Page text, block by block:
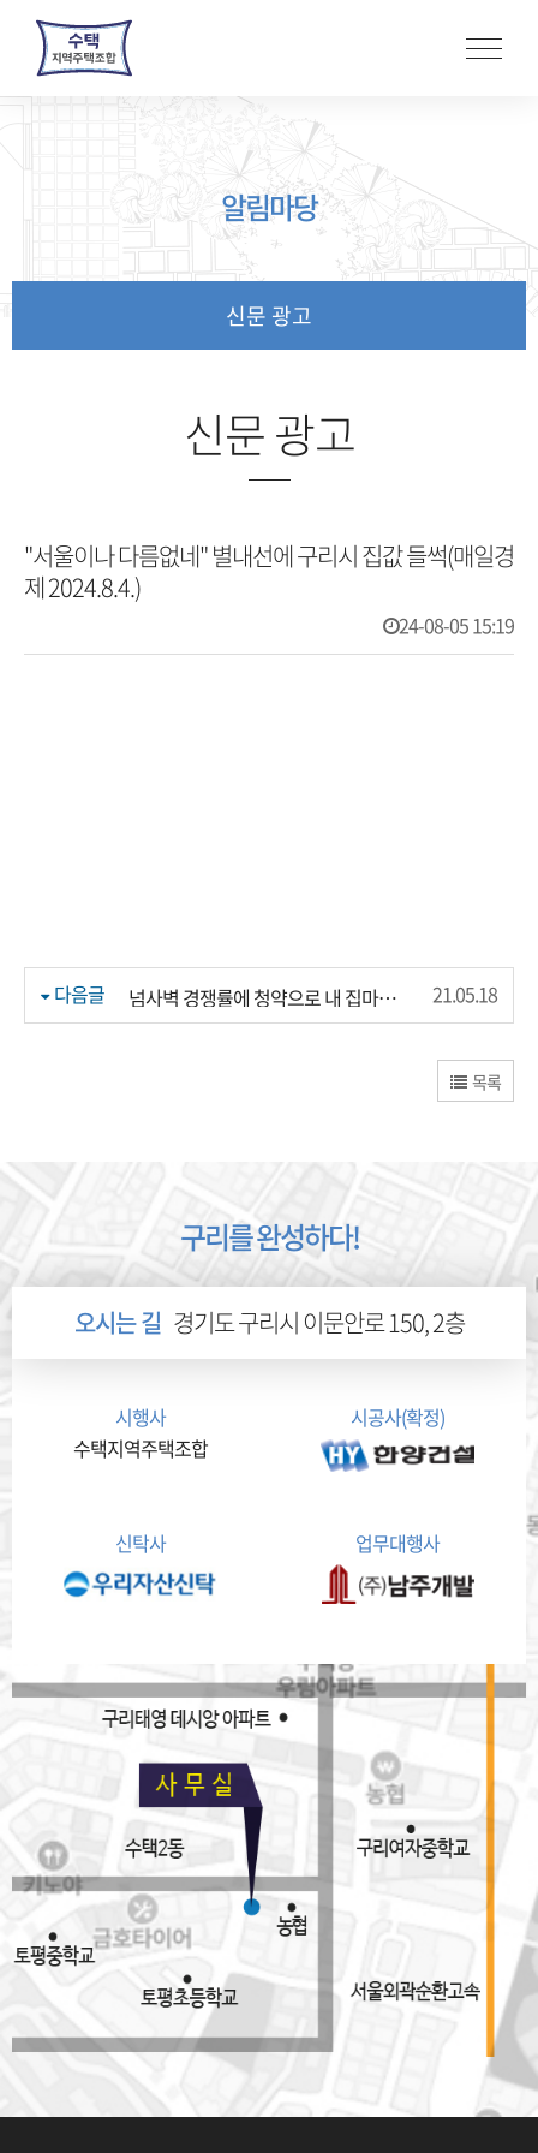
로
알림마당
신문 광고
신문 광고
"서울이나 다름없네" 별내선에 구리시 집값 들썩(매일경
제 2024.8.4.)
24-08-05 15:19
다음글 넘사벽 경쟁률에 청약으로 내 집마련은 더 어려워 진다 21.05.18
목록
구리를 완성하다!
오시는 길 경기도 구리시 이문안로 150, 2층
시행사
수택지역주택조합
시공사(확정)
신탁사 업무대행사